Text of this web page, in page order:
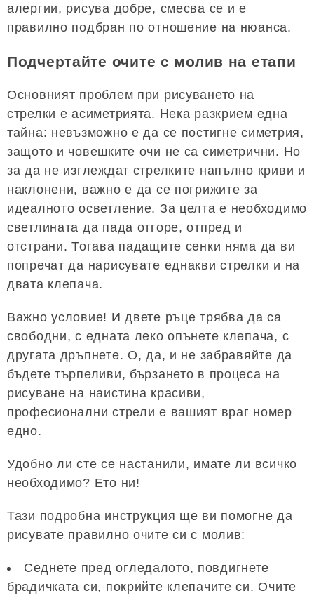
алергии, рисува добре, смесва се и е
правилно подбран по отношение на нюанса.
Подчертайте очите с молив на етапи
Основният проблем при рисуването на
стрелки е асиметрията. Нека разкрием една
тайна: невъзможно е да се постигне симетрия,
защото и човешките очи не са симетрични. Но
за да не изглеждат стрелките напълно криви и
наклонени, важно е да се погрижите за
идеалното осветление. За целта е необходимо
светлината да пада отгоре, отпред и
отстрани. Тогава падащите сенки няма да ви
попречат да нарисувате еднакви стрелки и на
двата клепача.
Важно условие! И двете ръце трябва да са
свободни, с едната леко опънете клепача, с
другата дръпнете. О, да, и не забравяйте да
бъдете търпеливи, бързането в процеса на
рисуване на наистина красиви,
професионални стрели е вашият враг номер
едно.
Удобно ли сте се настанили, имате ли всичко
необходимо? Ето ни!
Тази подробна инструкция ще ви помогне да
рисувате правилно очите си с молив:
Седнете пред огледалото, повдигнете
брадичката си, покрийте клепачите си. Очите